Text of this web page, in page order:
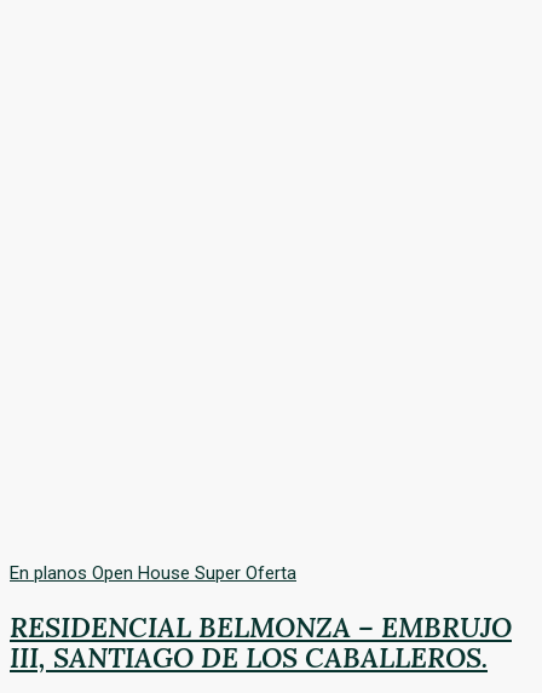
En planos Open House Super Oferta
RESIDENCIAL BELMONZA – EMBRUJO
III, SANTIAGO DE LOS CABALLEROS.